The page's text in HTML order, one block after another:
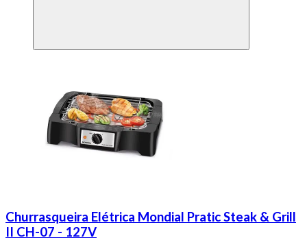
Churrasqueira Elétrica Mondial Pratic Steak & Grill
II CH-07 - 127V